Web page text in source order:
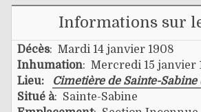
Informations sur
Décès: Mardi 14 janvier 1908
Inhumation: Mercredi 15 janvier
Lieu:
Cimetière de Sainte-
Situé à: Sainte-Sabine